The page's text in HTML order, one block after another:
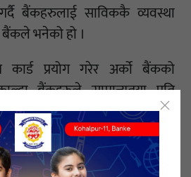
बैंकहरुलाई साविककै व्यवस्था
बैंकले भनेको हो ।
प्रयोग गरेर अर्को बैंकको
बैंकहरुले सामान्यतया प्रति
गरेका थिए । यद्यपि, केही बैंकहरुले
बैंकले यो भन्दा कममा पनि सेवा